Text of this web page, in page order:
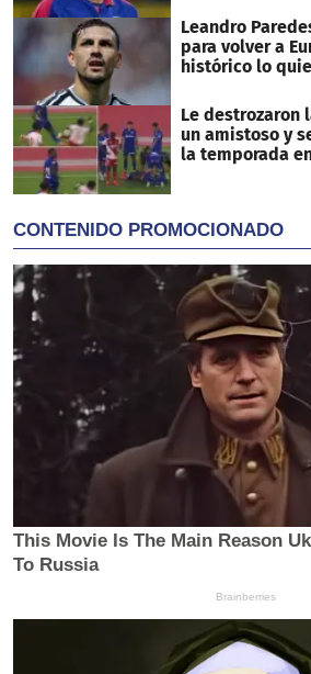
Leandro
para volver a
histórico lo
Le destrozaron
un amistoso y
la temporada